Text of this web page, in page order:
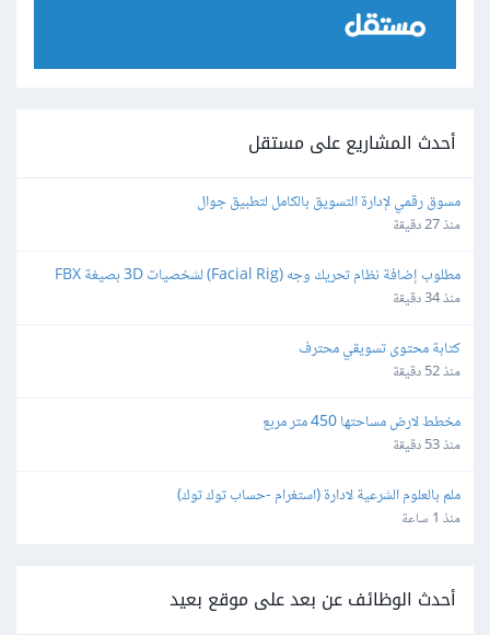
أحدث المشاريع على مستقل
مسوق رقمي لإدارة التسويق بالكامل لتطبيق جوال
منذ 27 دقيقة
باستخدام Blender
منذ 34 دقيقة
كتابة محتوى تسويقي محترف
منذ 52 دقيقة
مخطط لارض مساحتها 450 متر مربع
منذ 53 دقيقة
ملم بالعلوم الشرعية لادارة (استغرام -حساب توك توك)
منذ 1 ساعة
أحدث الوظائف عن بعد على موقع بعيد